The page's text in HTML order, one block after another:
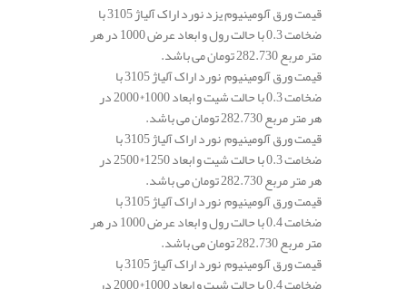
قیمت ورق آلومینیوم یزد نورد اراک آلیاژ 3105 با
ضخامت 0.3 با حالت رول و ابعاد عرض 1000 در هر
متر مربع 282.730 تومان می باشد.
قیمت ورق آلومینیوم نورد اراک آلیاژ 3105 با
ضخامت 0.3 با حالت شیت و ابعاد 1000*2000 در
هر متر مربع 282.730 تومان می باشد.
قیمت ورق آلومینیوم نورد اراک آلیاژ 3105 با
ضخامت 0.3 با حالت شیت و ابعاد 1250*2500 در
هر متر مربع 282.730 تومان می باشد.
قیمت ورق آلومینیوم نورد اراک آلیاژ 3105 با
ضخامت 0.4 با حالت رول و ابعاد عرض 1000 در هر
متر مربع 282.730 تومان می باشد.
قیمت ورق آلومینیوم نورد اراک آلیاژ 3105 با